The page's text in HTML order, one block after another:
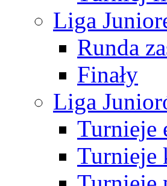
Liga
Runda
Finały
Liga
Turnieje
Turnieje